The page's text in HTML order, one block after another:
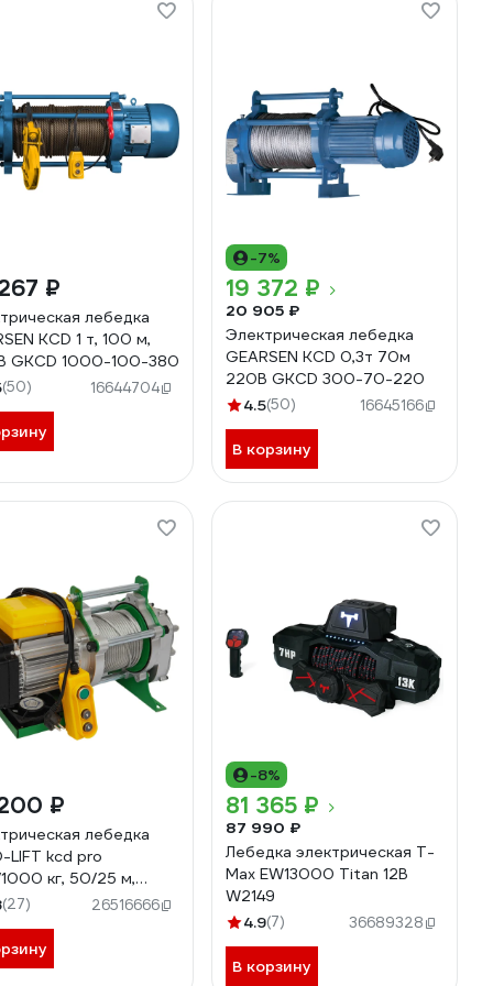
₽
лебедка
KCD 1 т, 100 м,
GKCD 1000-100-380
(50) 16644704
-7%
19 372 ₽
20 905 ₽
Электрическая лебедка
GEARSEN KCD 0,3т 70м
220В GKCD 300-70-220
4.5(50) 16645166
В корзину
₽
лебедка
LIFT kcd pro
кг, 50/25 м,
В 00-00004937
(27) 26516666
-8%
81 365 ₽
87 990 ₽
Лебедка электрическая T-
Max EW13000 Titan 12В
W2149
4.9(7) 36689328
В корзину